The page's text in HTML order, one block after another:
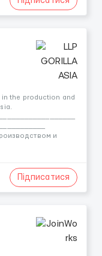
in the production and
и
Підписатися